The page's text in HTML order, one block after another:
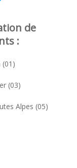
de
:
(01)
(03)
Alpes (05)